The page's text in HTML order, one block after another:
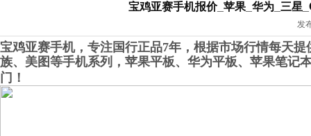
宝鸡亚赛手机报价_苹果_华为_三星
发
宝鸡亚赛手机，专注国行正品7年，根据市场行情每天
族、美图等手机系列，苹果平板、华为平板、苹果笔记
门！